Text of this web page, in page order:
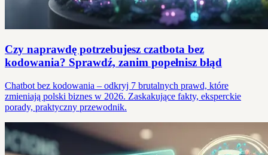
Czy naprawdę potrzebujesz czatbota bez
kodowania? Sprawdź, zanim popełnisz błąd
Chatbot bez kodowania – odkryj 7 brutalnych prawd, które
zmieniają polski biznes w 2026. Zaskakujące fakty, eksperckie
porady, praktyczny przewodnik.